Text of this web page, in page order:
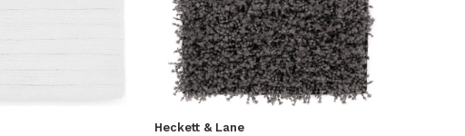
Heckett & Lane